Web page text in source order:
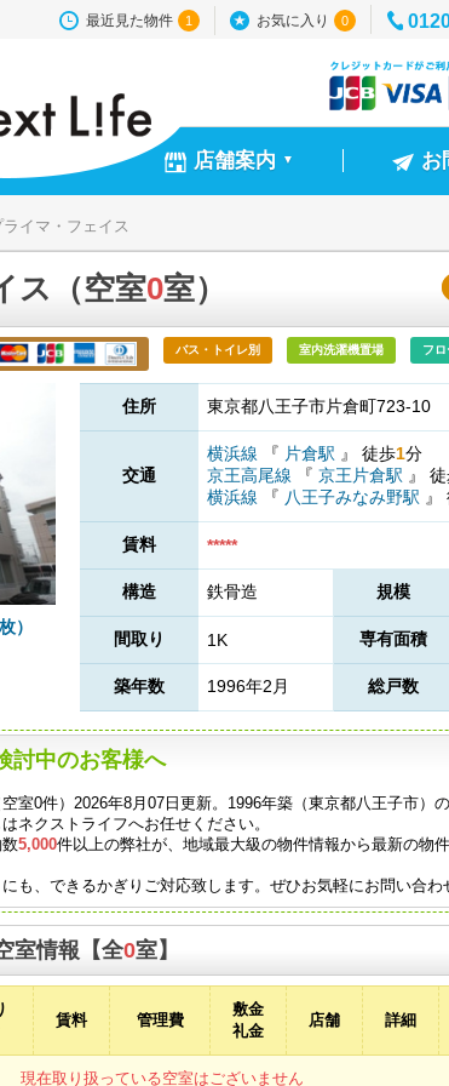
最近見た物件 1 お気に入り 0
店舗案内 ▼ お
ライマ・フェイス
ス（空室0室）
バス・トイレ別 室内洗濯機置場 フ
）
住所 東京都八王子市片倉町723-10
交通
横浜線 『 片倉駅 』 徒歩1分
京王高尾線
『 京王片倉駅 』
横浜線
『 八王子みなみ野駅 』
賃料 *****
構造 鉄骨造 規模
間取り 1K 専有面積
築年数 1996年2月 総戸数
討中のお客様へ
室0件）2026年8月07日更新。1996年築（東京都八王子市）
ネクストライフへお任せください。
5,000件以上の弊社が、地域最大級の物件情報から最新の物
にも、できるかぎりご対応致します。ぜひお気軽にお問い合わ
室情報【全0室】
賃料 管理費
敷金
礼金
店舗 詳細
現在取り扱っている空室はございません